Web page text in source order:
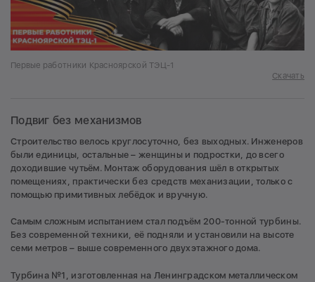
Первые работники Красноярской ТЭЦ-1
Скачать
Подвиг без механизмов
Строительство велось круглосуточно, без выходных. Инженеров
были единицы, остальные – женщины и подростки, до всего
доходившие чутьём. Монтаж оборудования шёл в открытых
помещениях, практически без средств механизации, только с
помощью примитивных лебёдок и вручную.
Самым сложным испытанием стал подъём 200-тонной турбины.
Без современной техники, её подняли и установили на высоте
семи метров – выше современного двухэтажного дома.
Турбина №1, изготовленная на Ленинградском металлическом